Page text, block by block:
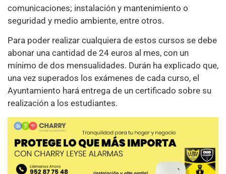
comunicaciones; instalación y mantenimiento o
seguridad y medio ambiente, entre otros.
Para poder realizar cualquiera de estos cursos se debe
abonar una cantidad de 24 euros al mes, con un
mínimo de dos mensualidades. Durán ha explicado que,
una vez superados los exámenes de cada curso, el
Ayuntamiento hará entrega de un certificado sobre su
realización a los estudiantes.